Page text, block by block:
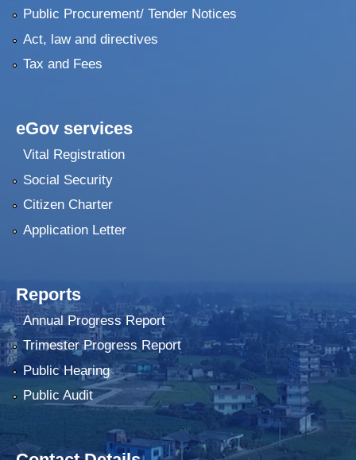
Public Procurement/ Tender Notices
Act, law and directives
Tax and Fees
eGov services
Vital Registration
Social Security
Citizen Charter
Application Letter
Reports
Annual Progress Report
Trimester Progress Report
Public Hearing
Public Audit